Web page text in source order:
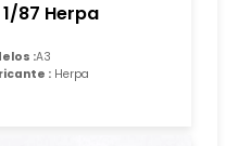
87 Herpa
:A3
: Herpa